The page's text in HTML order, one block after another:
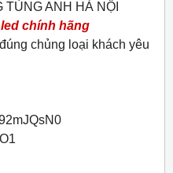
ANH HÀ NỘI
chính hãng
chủng loại khách yêu